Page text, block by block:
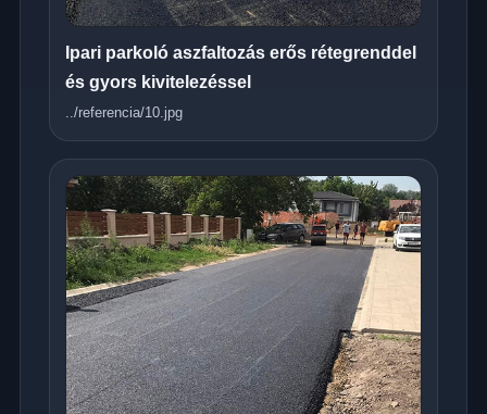
Ipari parkoló aszfaltozás erős rétegrenddel
és gyors kivitelezéssel
../referencia/10.jpg